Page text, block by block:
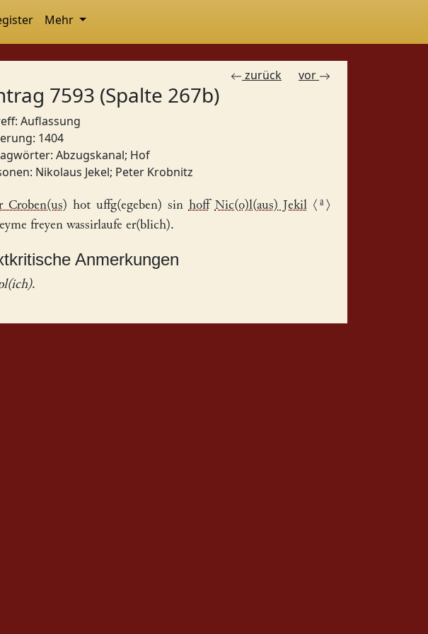
Mehr
zurück vor
7593 (Spalte 267b)
Auflassung
1404
Abzugskanal; Hof
Nikolaus Jekel; Peter Krobnitz
Croben(us) hot uffg(egeben) sin hoff Nic(o)l(aus) Jekil ⟨ a ⟩
freyen wassirlaufe er(blich).
Anmerkungen
.